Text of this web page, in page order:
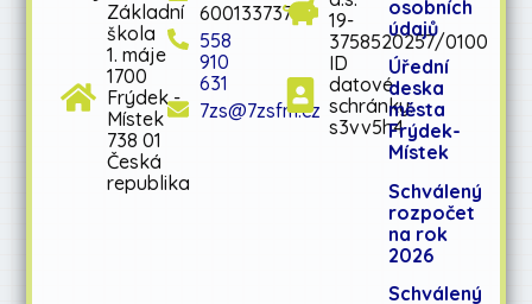
Základní
škola
1. máje
1700
Frýdek -
Místek
738 01
Česká
republika
600133737
558
910
631
7zs@7zsfm.cz
19-
3758520257/0100
ID
datové
schránky:
s3vv5h4
osobních
údajů
Úřední
deska
města
Frýdek-
Místek
Schválený
rozpočet
na rok
2026
Schválený